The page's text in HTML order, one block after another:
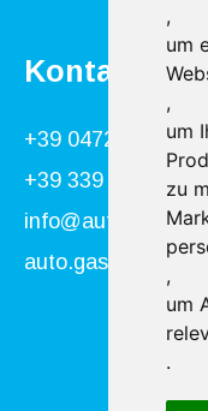
,
um
,
um
zu
,
um
.
Kontakt
+39 0472 866034
+39 339 840 9955
info@autogasser.it